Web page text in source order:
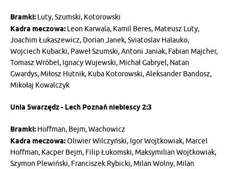
Bramki: Luty, Szumski, Kotorowski
Kadra meczowa: Leon Karwala, Kamil Beres, Mateusz Luty,
Joachim Łukaszewicz, Dorian Janek, Sviatoslav Halauko,
Wojciech Kubacki, Paweł Szumski, Antoni Janiak, Fabian Majcher,
Tomasz Wróbel, Ignacy Wujewski, Michał Gabryel, Natan
Gwardys, Miłosz Hutnik, Kuba Kotorowski, Aleksander Bandosz,
Mikołaj Kowalczyk
Unia Swarzędz - Lech Poznań niebiescy 2:3
Bramki: Hoffman, Bejm, Wachowicz
Kadra meczowa:Oliwier Wilczyński, Igor Wojtkowiak, Marcel
Hoffman, Kacper Bejm, Filip Łukomski, Maksymilian Wojtkowiak,
Szymon Plewiński, Franciszek Rybicki, Milan Wolny, Milan